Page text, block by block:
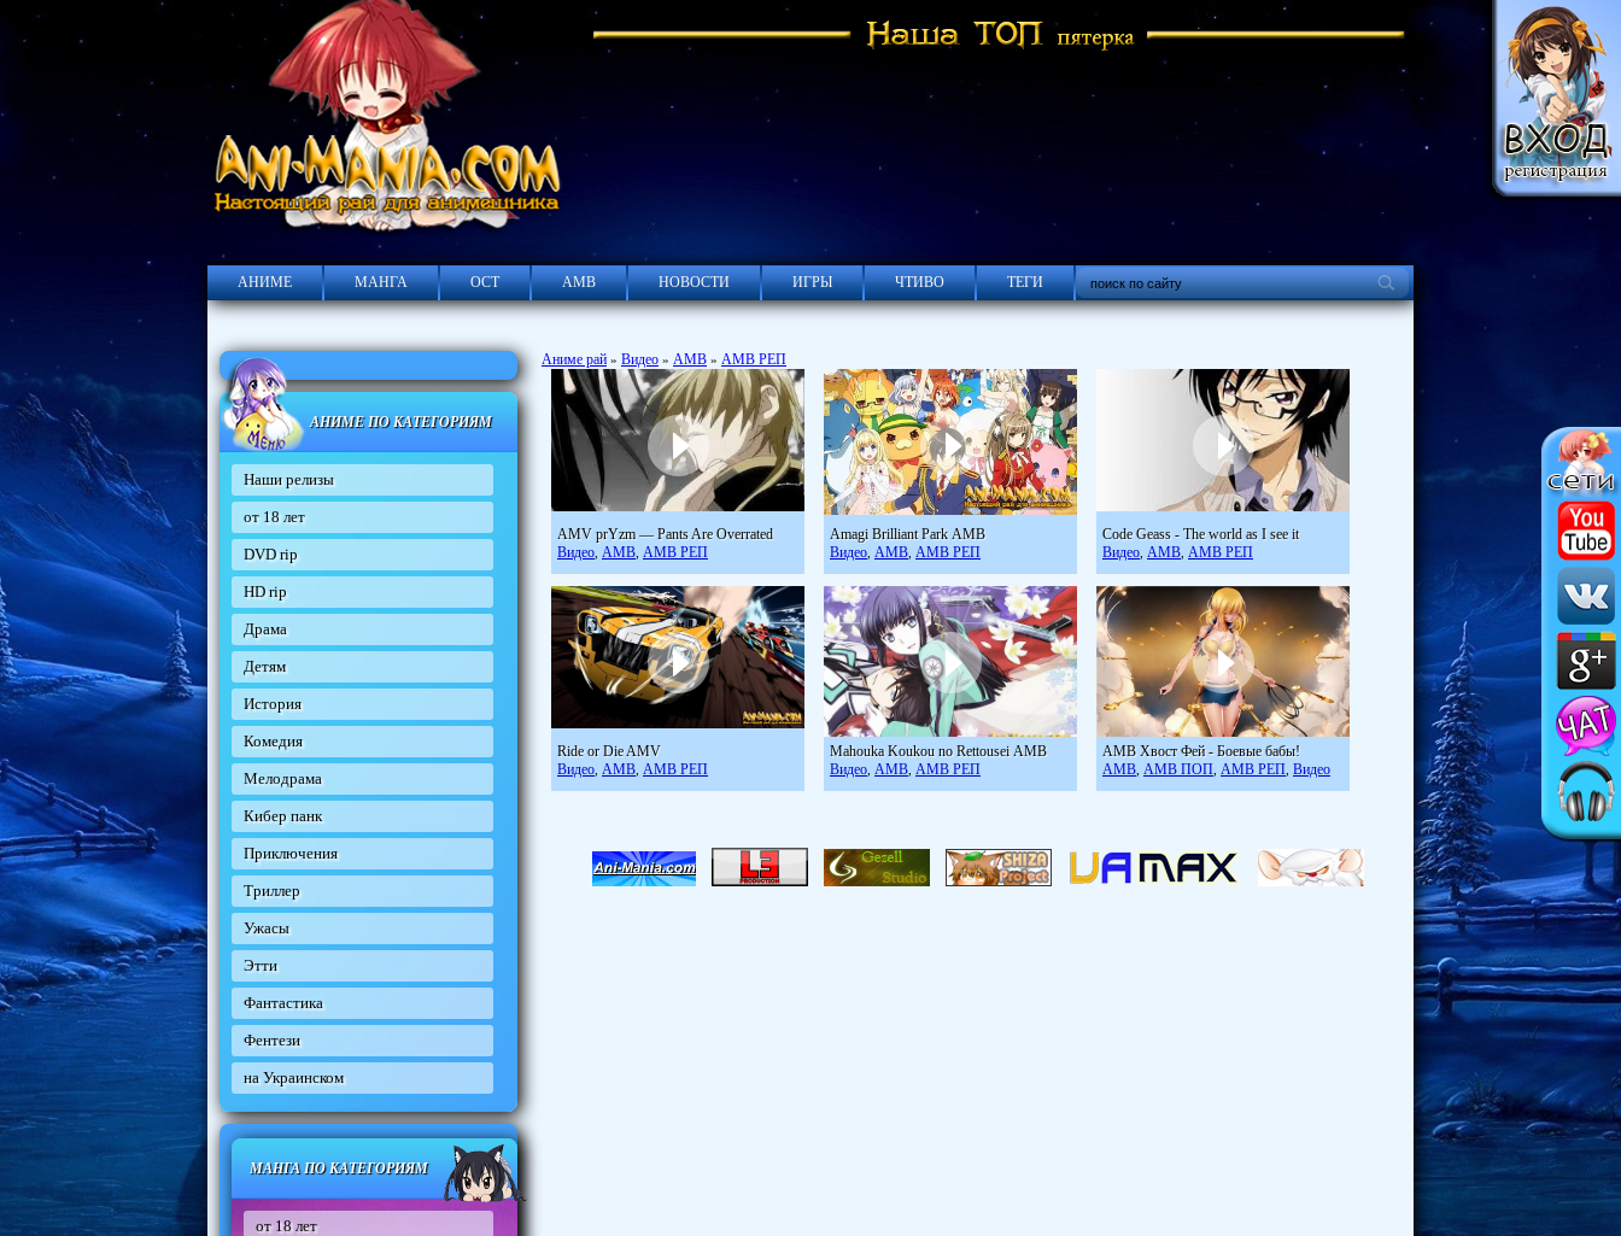
АНИМЕ МАНГА ОСТ АМВ НОВОСТИ ИГРЫ ЧТИВО ТЕГИ
АНИМЕ ПО КАТЕГОРИЯМ
Наши релизы
от 18 лет
DVD rip
HD rip
Драма
Детям
История
Комедия
Мелодрама
Кибер панк
Приключения
Триллер
Ужасы
Этти
Фантастика
Фентези
на Украинском
МАНГА ПО КАТЕГОРИЯМ
от 18 лет
Аниме рай » Видео » АМВ » АМВ РЕП
AMV prYzm — Pants Are Overrated
Видео АМВ АМВ РЕП
Amagi Brilliant Park АМВ
Видео АМВ АМВ РЕП
Code Geass - The world as I see it
Видео АМВ АМВ РЕП
Ride or Die AMV
Видео АМВ АМВ РЕП
Mahouka Koukou no Rettousei АМВ
Видео АМВ АМВ РЕП
АМВ Хвост Фей - Боевые бабы!
АМВ АМВ ПОП АМВ РЕП Видео